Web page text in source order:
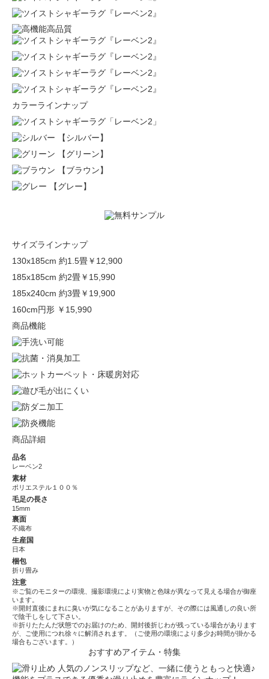
カラーラインナップ
【シルバー】
【グリーン】
【ブラウン】
【グレー】
サイズラインナップ
130x185cm 約1.5畳￥12,900
185x185cm 約2畳￥15,990
185x240cm 約3畳￥19,900
160cm円形 ￥15,990
商品機能
商品詳細
品名
レーベン2
素材
ポリエステル１００％
毛足の長さ
15mm
裏面
不織布
生産国
日本
梱包
折り畳み
注意
※ご覧のモニターの環境、撮影環境により実物と色味が異なって見える場合が御座
います。
※開封直後にまれに臭いが気になることがありますが、その際には風通しの良い所
で陰干しをして下さい。
※折りたたんだ状態でのお届けのため、開封後折じわが残っている場合があります
が、ご使用につれ徐々に解消されます。（ご使用の環境により多少お時間が掛かる
場合もございます。）
おすすめアイテム・特集
人気のノンスリップなど、一緒に使うともっと快適♪